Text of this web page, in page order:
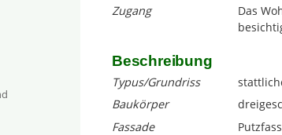
Zugang
Das
Beschreibung
Typus/Grundriss
Baukörper
Fassade